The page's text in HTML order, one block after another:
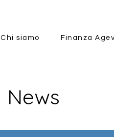
Chi siamo Finanza
News